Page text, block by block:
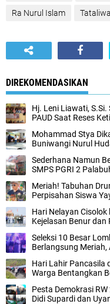
Ra Nurul Islam
DIREKOMENDASIKAN
Hj. Leni Liawati,
PAUD Saat Reses
Mohammad Stya
Buniwangi Nurul
Sederhana Namun
SMPS PGRI 2
Meriah! Tabuhan
Perpisahan Siswa
Hari Nelayan
Kejelasan Benur
Seleksi 10 Besar
Berlangsung
Hari Lahir Pancasila
Warga Bentangkan
Pesta Demokrasi
Didi Supardi dan